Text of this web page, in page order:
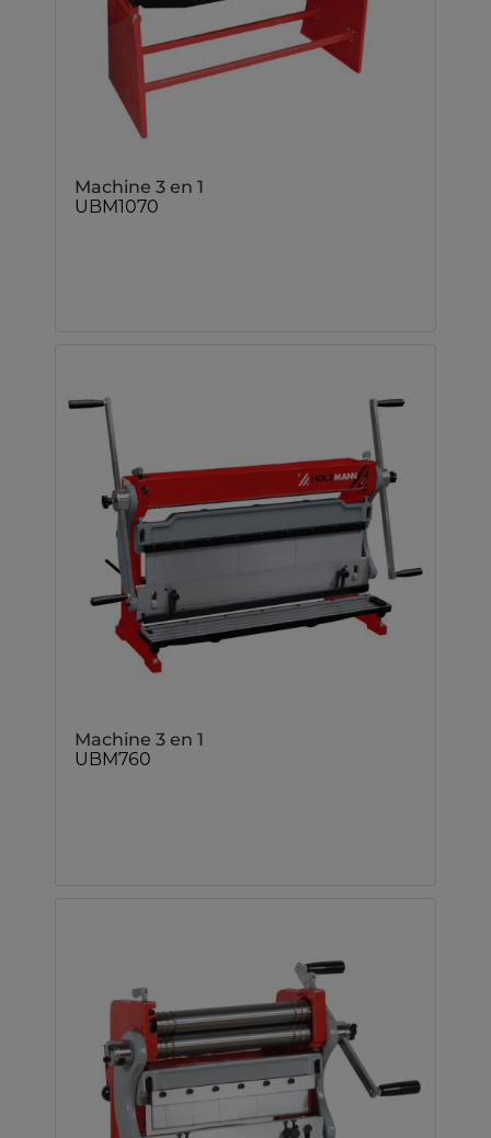
Machine 3 en 1
UBM1070
Machine 3 en 1
UBM760